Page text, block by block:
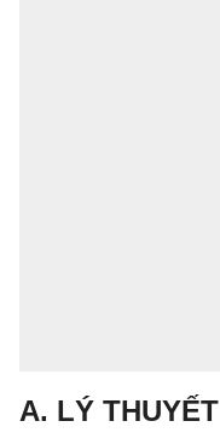
A. LÝ THUYẾT